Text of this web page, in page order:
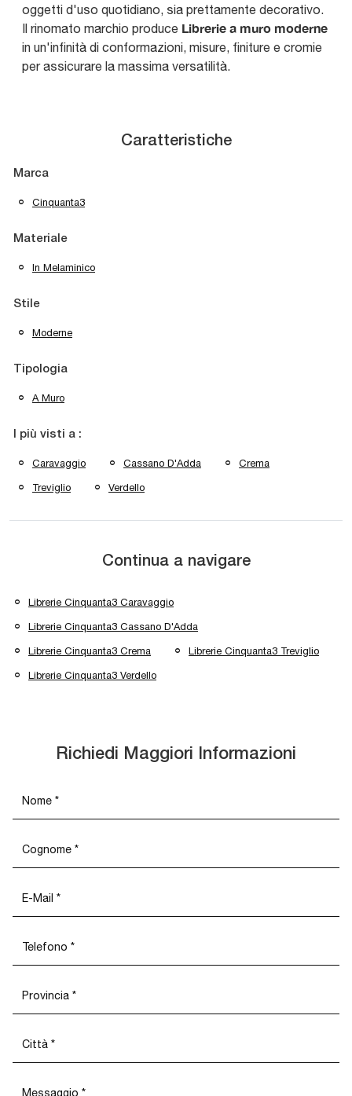
oggetti d'uso quotidiano, sia prettamente decorativo.
Il rinomato marchio produce Librerie a muro moderne
in un'infinità di conformazioni, misure, finiture e cromie
per assicurare la massima versatilità.
Caratteristiche
Marca
Cinquanta3
Materiale
In Melaminico
Stile
Moderne
Tipologia
A Muro
I più visti a :
Caravaggio Cassano D'Adda Crema
Treviglio Verdello
Continua a navigare
Librerie Cinquanta3 Caravaggio
Librerie Cinquanta3 Cassano D'Adda
Librerie Cinquanta3 Crema Librerie Cinquanta3 Treviglio
Librerie Cinquanta3 Verdello
Richiedi Maggiori Informazioni